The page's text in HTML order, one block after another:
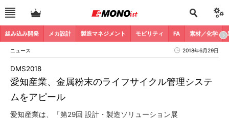
組み込み開発 メカ設計 製造マネジメント モビリティ FA 素材／化学
ニュース 2018年6月29日
愛知産業、金属粉末のライフサイクル管理システ
ムをアピール
DMS2018
愛知産業は、「第29回 設計・製造ソリューション展